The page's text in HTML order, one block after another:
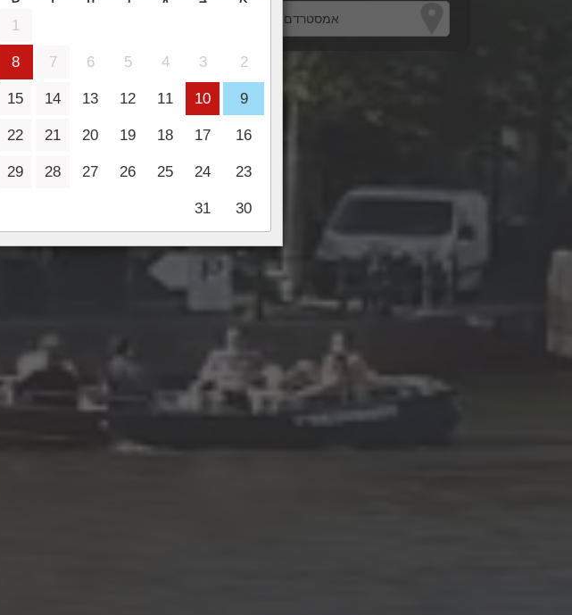
1
2
3
4
5
6
7
8
9
10
11
12
13
14
15
16
17
18
19
20
21
22
23
24
25
26
27
28
29
30
31